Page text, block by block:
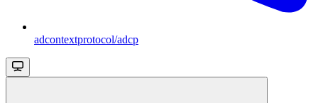
adcontextprotocol/adcp